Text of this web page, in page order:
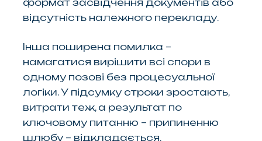
формат засвідчення документів або
відсутність належного перекладу.
Інша поширена помилка –
намагатися вирішити всі спори в
одному позові без процесуальної
логіки. У підсумку строки зростають,
витрати теж, а результат по
ключовому питанню – припиненню
шлюбу – відкладається.